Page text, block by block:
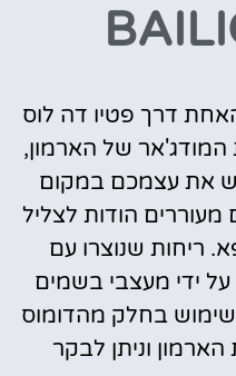
האחת דרך פטיו דה לוס
המודג'אר של הארמון,
את עצמכם במקום
הודות לצליל
ריחות שנוצרו עם
על ידי מעצבי בשמים
בחלק מהדומוס
וניתן לבקר